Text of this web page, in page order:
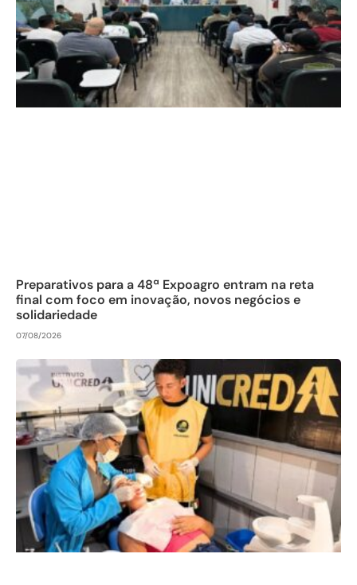
Preparativos para a 48ª Expoagro entram na reta
final com foco em inovação, novos negócios e
solidariedade
07/08/2026